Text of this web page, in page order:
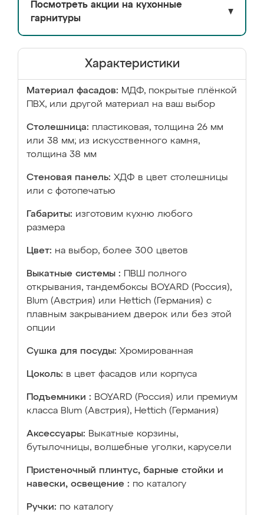
Посмотреть акции на кухонные
гарнитуры
▼
Характеристики
Материал фасадов: МДФ, покрытые плёнкой
ПВХ, или другой материал на ваш выбор
Столешница: пластиковая, толщина 26 мм
или 38 мм; из искусственного камня,
толщина 38 мм
Стеновая панель: ХДФ в цвет столешницы
или с фотопечатью
Габариты: изготовим кухню любого
размера
Цвет: на выбор, более 300 цветов
Выкатные системы :
ПВШ полного
открывания, тандембоксы BOYARD (Россия),
Blum (Австрия) или Hettich (Германия) с
плавным закрыванием дверок или без этой
опции
Сушка для посуды: Хромированная
Цоколь: в цвет фасадов или корпуса
Подъемники : BOYARD (Россия) или премиум
класса Blum (Австрия), Hettich (Германия)
Аксессуары: Выкатные корзины,
бутылочницы, волшебные уголки, карусели
Пристеночный плинтус, барные стойки и
навески, освещение : по каталогу
Ручки: по каталогу